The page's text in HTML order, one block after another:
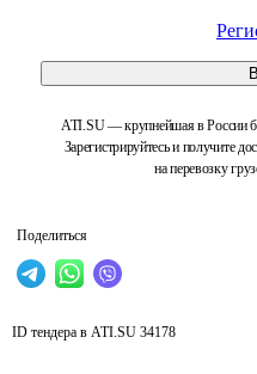
ATI.SU — крупнейшая в России
Зарегистрируйтесь и получите
на перевозку
Поделиться
ID тендера в ATI.SU 34178